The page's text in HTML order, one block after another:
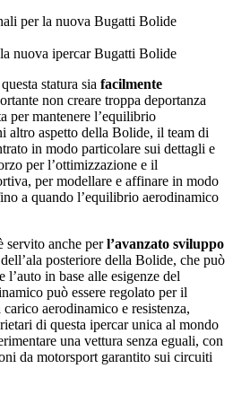
nuova ipercar Bugatti Bolide
statura sia facilmente
non creare troppa deportanza
per mantenere l’equilibrio
altro aspetto della Bolide, il team di
in modo particolare sui dettagli e
per l’ottimizzazione e il
per modellare e affinare in modo
a quando l’equilibrio aerodinamico
servito anche perl’avanzato sviluppo
posteriore della Bolide, che può
l’auto in base alle esigenze del
può essere regolato per il
aerodinamico e resistenza,
di questa ipercar unica al mondo
una vettura senza eguali, con
da motorsport garantito sui circuiti